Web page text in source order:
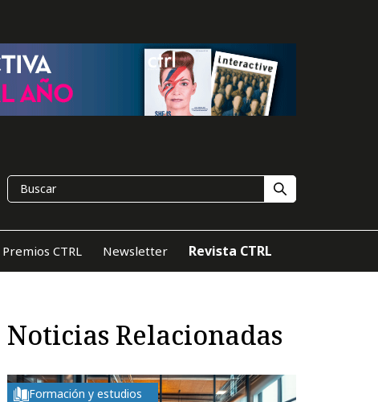
Premios CTRL Newsletter Revista CTRL
Noticias Relacionadas
Formación y estudios